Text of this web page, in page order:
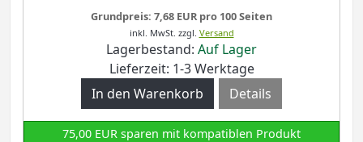
Grundpreis: 7,68 EUR pro 100 Seiten
inkl. MwSt. zzgl. Versand
Lagerbestand: Auf Lager
Lieferzeit: 1-3 Werktage
Details
75,00 EUR sparen mit kompatiblen Produkt